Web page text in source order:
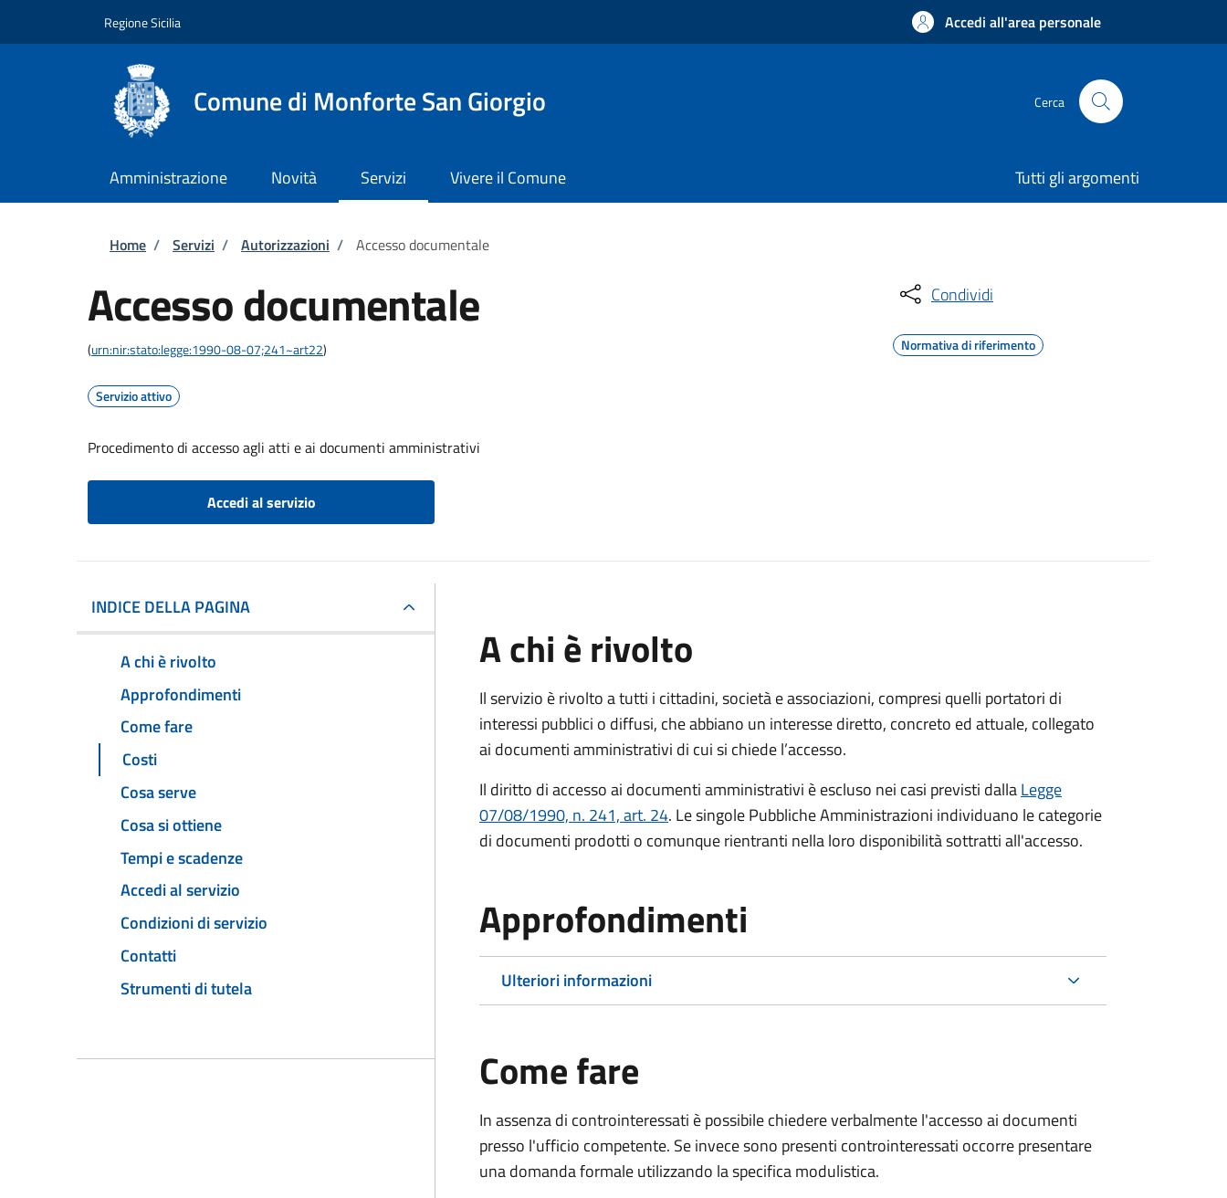
Regione Sicilia Accedi all'area personale
Comune di Monforte San Giorgio Cerca
Amministrazione Novità Servizi Vivere il Comune Tutti gli argomenti
Briciole di pane
Home / Servizi / Autorizzazioni / Accesso documentale
Accesso documentale
(urn:nir:stato:legge:1990-08-07;241~art22)
Servizio attivo
Procedimento di accesso agli atti e ai documenti amministrativi
Accedi al servizio
Condividi
Normativa di riferimento
INDICE DELLA PAGINA
A chi è rivolto
Approfondimenti
Come fare
Costi
Cosa serve
Cosa si ottiene
Tempi e scadenze
Accedi al servizio
Condizioni di servizio
Contatti
Strumenti di tutela
A chi è rivolto
Il servizio è rivolto a tutti i cittadini, società e associazioni, compresi quelli portatori di
interessi pubblici o diffusi, che abbiano un interesse diretto, concreto ed attuale, collegato
ai documenti amministrativi di cui si chiede l’accesso.
Il diritto di accesso ai documenti amministrativi è escluso nei casi previsti dallaLegge
07/08/1990, n. 241, art. 24. Le singole Pubbliche Amministrazioni individuano le categorie
di documenti prodotti o comunque rientranti nella loro disponibilità sottratti all'accesso.
Approfondimenti
Ulteriori informazioni
Come fare
In assenza di controinteressati è possibile chiedere verbalmente l'accesso ai documenti
presso l'ufficio competente. Se invece sono presenti controinteressati occorre presentare
una domanda formale utilizzando la specifica modulistica.